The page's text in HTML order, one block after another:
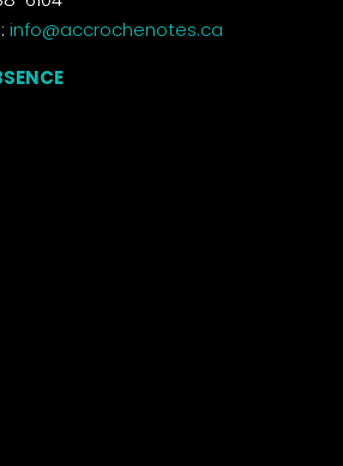
info@accrochenotes.ca